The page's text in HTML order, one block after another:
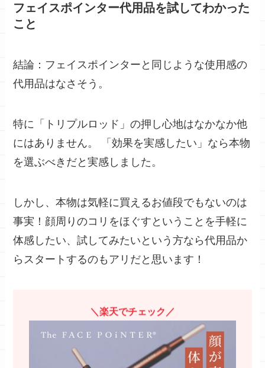
フェイスポインター代用品を試してわかった
こと
結論：フェイスポインターと同じような使用感の
代用品はなさそう。
特に「トリプルロッド」の押し心地はなかなか他
にはありません。 「効果を実感したい」なら本物
を選ぶべきだと実感しました。
しかし、本物は気軽に買えるお値段でもないのは
事実！顔周りのコリをほぐすということを手軽に
体感したい、試してみたい という方なら代用品か
らスタートするのもアリ だと思います！
＼楽天でチェック／